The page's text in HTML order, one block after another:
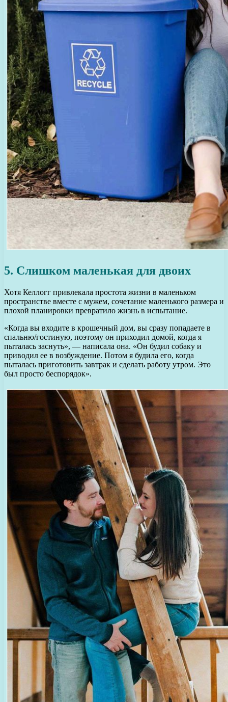
5. Слишком маленькая для двоих
Хотя Келлогг привлекала простота жизни в маленьком
пространстве вместе с мужем, сочетание маленького размера и
плохой планировки превратило жизнь в испытание.
«Когда вы входите в крошечный дом, вы сразу попадаете в
спальню/гостиную, поэтому он приходил домой, когда я
пыталась заснуть», — написала она. «Он будил собаку и
приводил ее в возбуждение. Потом я будила его, когда
пыталась приготовить завтрак и сделать работу утром. Это
был просто беспорядок».